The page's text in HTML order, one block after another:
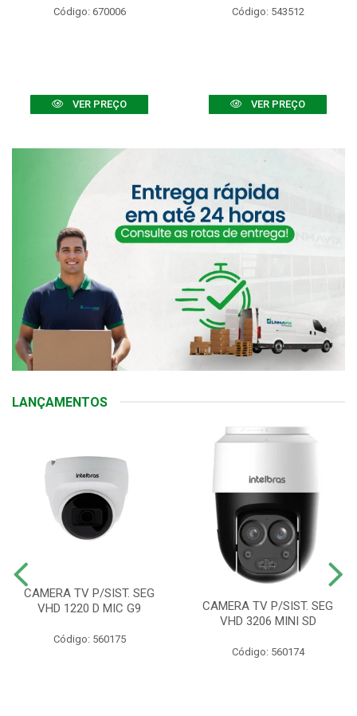
Código: 670006
VER PREÇO
Código: 543512
VER PREÇO
LANÇAMENTOS
CAMERA TV P/SIST. SEG
VHD 1220 D MIC G9
Código: 560175
CAMERA TV P/SIST. SEG
VHD 3206 MINI SD
Código: 560174